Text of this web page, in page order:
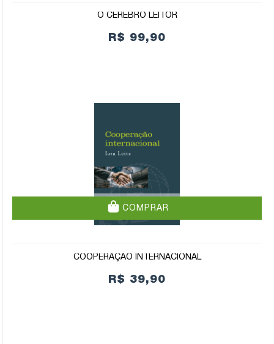
O CÉREBRO LEITOR
R$ 99,90
COMPRAR
COOPERAÇÃO INTERNACIONAL
R$ 39,90